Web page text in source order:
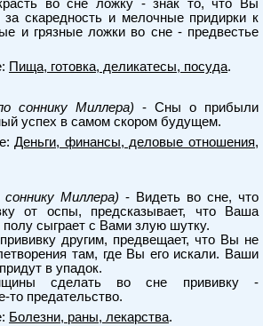
во сне ложку - знак то, что Вы
за скаредность и мелочные придирки к
и грязные ложки во сне - предвестье
Пища, готовка, деликатесы, посуда.
соннику Миллера) - Сны о прибыли
успех в самом скором будущем.
Деньги, финансы, деловые отношения,
соннику Миллера) - Видеть во сне, что
от оспы, предсказывает, что Ваша
сыграет с Вами злую шутку.
другим, предвещает, что Вы не
там, где Вы его искали. Ваши
в упадок.
сделать во сне прививку -
то предательство.
Болезни, раны, лекарства.